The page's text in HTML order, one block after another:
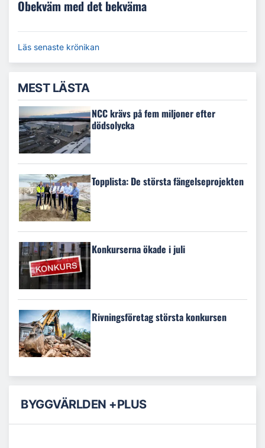
Obekväm med det bekväma
Läs senaste krönikan
MEST LÄSTA
NCC krävs på fem miljoner efter
dödsolycka
Topplista: De största fängelseprojekten
Konkurserna ökade i juli
Rivningsföretag största konkursen
BYGGVÄRLDEN +PLUS